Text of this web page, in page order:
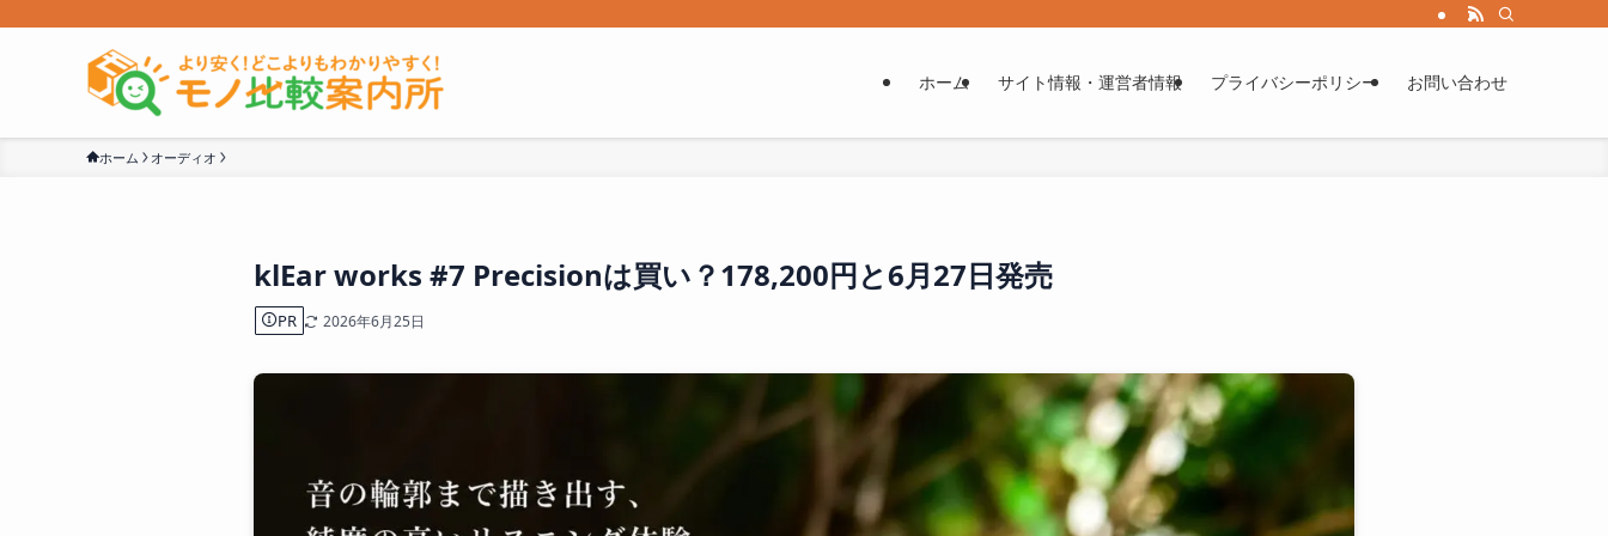
ホーム サイト情報・運営者情報 プライバシーポリシー お問い合わせ
ホーム オーディオ
klEar works #7 Precisionは買い？178,200円と6月27日発売
PR 2026年6月25日